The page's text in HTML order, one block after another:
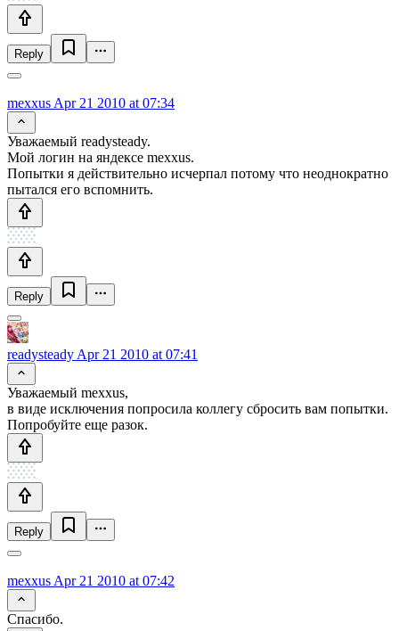
Reply
mexxus Apr 21 2010 at 07:34
Уважаемый readysteady.
Мой логин на яндексе mexxus.
Попытки я действительно исчерпал потому что неоднократно
пытался его вспомнить.
Reply
readysteady Apr 21 2010 at 07:41
Уважаемый mexxus,
в виде исключения попросила коллегу сбросить вам попытки.
Попробуйте еще разок.
Reply
mexxus Apr 21 2010 at 07:42
Спасибо.